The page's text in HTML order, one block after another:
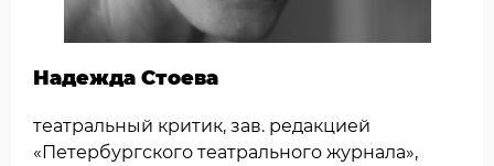
Надежда Стоева
театральный критик, зав. редакцией
«Петербургского театрального журнала»,